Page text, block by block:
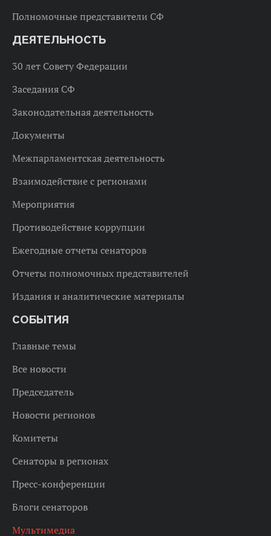
Полномочные представители СФ
ДЕЯТЕЛЬНОСТЬ
30 лет Совету Федерации
Заседания СФ
Законодательная деятельность
Документы
Межпарламентская деятельность
Взаимодействие с регионами
Мероприятия
Противодействие коррупции
Ежегодные отчеты сенаторов
Отчеты полномочных представителей
Издания и аналитические материалы
СОБЫТИЯ
Главные темы
Все новости
Председатель
Новости регионов
Комитеты
Сенаторы в регионах
Пресс-конференции
Блоги сенаторов
Мультимедиа